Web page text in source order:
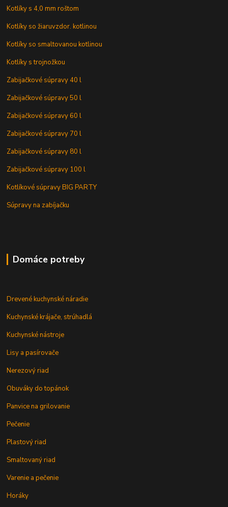
Kotlíky s 4,0 mm roštom
Kotlíky so žiaruvzdor. kotlinou
Kotlíky so smaltovanou kotlinou
Kotlíky s trojnožkou
Zabijačkové súpravy 40 l
Zabijačkové súpravy 50 l
Zabijačkové súpravy 60 l
Zabijačkové súpravy 70 l
Zabijačkové súpravy 80 l
Zabijačkové súpravy 100 l
Kotlíkové súpravy BIG PARTY
Súpravy na zabíjačku
Domáce potreby
Drevené kuchynské náradie
Kuchynské krájače, strúhadlá
Kuchynské nástroje
Lisy a pasírovače
Nerezový riad
Obuváky do topánok
Panvice na grilovanie
Pečenie
Plastový riad
Smaltovaný riad
Varenie a pečenie
Horáky